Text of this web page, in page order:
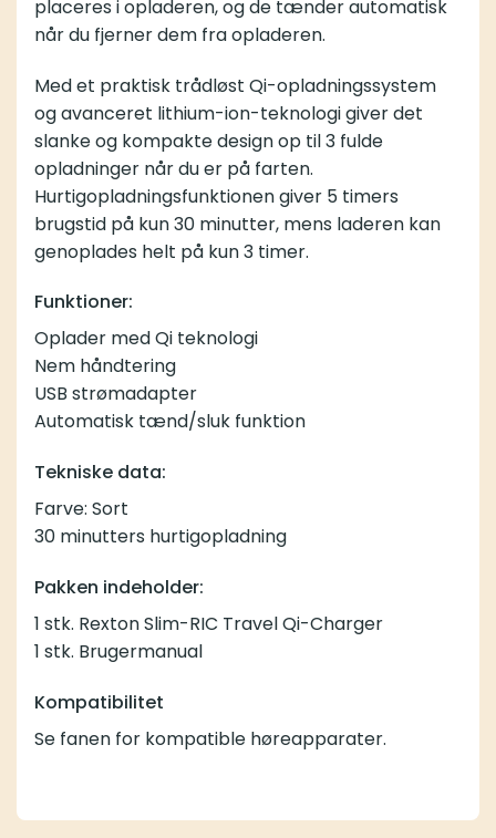
placeres i opladeren, og de tænder automatisk
når du fjerner dem fra opladeren.
Med et praktisk trådløst Qi-opladningssystem
og avanceret lithium-ion-teknologi giver det
slanke og kompakte design op til 3 fulde
opladninger når du er på farten.
Hurtigopladningsfunktionen giver 5 timers
brugstid på kun 30 minutter, mens laderen kan
genoplades helt på kun 3 timer.
Funktioner:
Oplader med Qi teknologi
Nem håndtering
USB strømadapter
Automatisk tænd/sluk funktion
Tekniske data:
Farve: Sort
30 minutters hurtigopladning
Pakken indeholder:
1 stk. Rexton Slim-RIC Travel Qi-Charger
1 stk. Brugermanual
Kompatibilitet
Se fanen for kompatible høreapparater.